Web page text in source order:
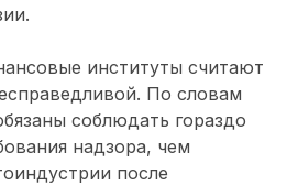
институты считают
По словам
соблюдать гораздо
надзора, чем
после